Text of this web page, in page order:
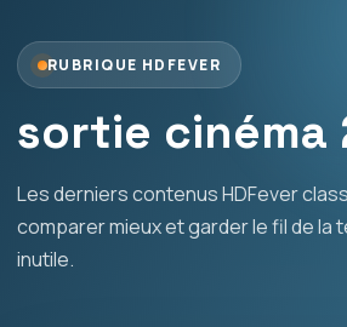
RUBRIQUE HDFEVER
sortie cinéma
Les derniers contenus HDFever
comparer mieux et garder le fil de la
inutile.